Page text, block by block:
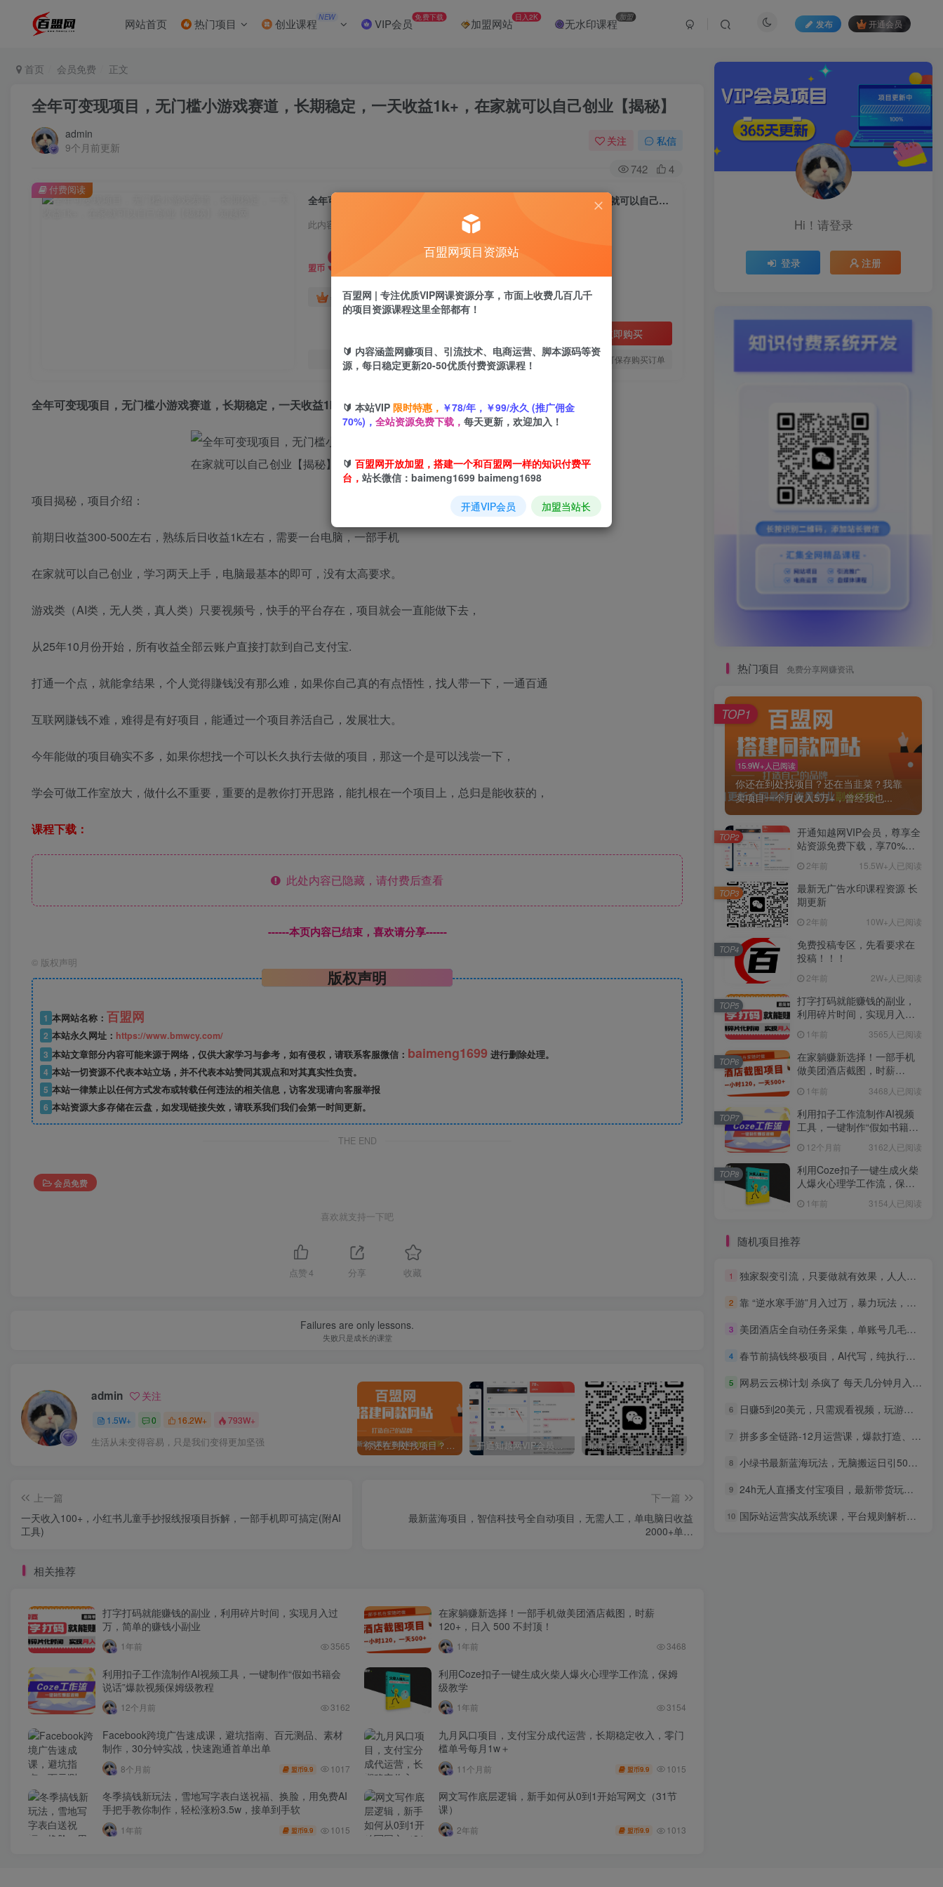
网站首页 热门项目 创业课程 NEW VIP会员 免费下载 加盟网站 日入2K 无水印课程 加盟
发布 开通会员
首页 会员免费 正文
全年可变现项目，无门槛小游戏赛道，长期稳定，一天收益1k+，在家就可以自己创业【揭秘】
admin
9个月前更新
关注 私信
742 4
全年可变现项目，无门槛小游戏赛道，长期稳定，一天收益1k+，在家就可以自己创业【揭秘】
此内容为付费阅读，请付费后查看
盟币 9.9
年卡会员免费 永久会员免费
立即购买
您当前未登录！建议登陆后购买，可保存购买订单
付费阅读
全年可变现项目，无门槛小游戏赛道，长期稳定，一天收益1k+，在家就可以自己创业【揭秘】
项目揭秘，项目介绍：
前期日收益300-500左右，熟练后日收益1k左右，需要一台电脑，一部手机
在家就可以自己创业，学习两天上手，电脑最基本的即可，没有太高要求。
游戏类（AI类，无人类，真人类）只要视频号，快手的平台存在，项目就会一直能做下去，
从25年10月份开始，所有收益全部云账户直接打款到自己支付宝.
打通一个点，就能拿结果，个人觉得賺钱没有那么难，如果你自己真的有点悟性，找人带一下，一通百通
互联网賺钱不难，难得是有好项目，能通过一个项目养活自己，发展壮大。
今年能做的项目确实不多，如果你想找一个可以长久执行去做的项目，那这一个是可以浅尝一下，
学会可做工作室放大，做什么不重要，重要的是教你打开思路，能扎根在一个项目上，总归是能收获的，
课程下载：
此处内容已隐藏，请付费后查看
------本页内容已结束，喜欢请分享------
© 版权声明
版权声明
1 本网站名称： 百盟网
2 本站永久网址： https://www.bmwcy.com/
3 本站文章部分内容可能来源于网络，仅供大家学习与参考，如有侵权，请联系客服微信： baimeng1699 进行删除处理。
4 本站一切资源不代表本站立场，并不代表本站赞同其观点和对其真实性负责。
5 本站一律禁止以任何方式发布或转载任何违法的相关信息，访客发现请向客服举报
6 本站资源大多存储在云盘，如发现链接失效，请联系我们我们会第一时间更新。
THE END
会员免费
喜欢就支持一下吧
点赞 4 分享 收藏
Failures are only lessons.
失败只是成长的课堂
admin 关注
1.5W+ 0 16.2W+ 793W+
生活从未变得容易，只是我们变得更加坚强 你还在到处找项目？还在当韭菜？我靠卖项目一个月收入5万+，曾经我也是个失败者。 最新无广告水印课程资源 长期更新 免费投稿专区，先看要求在投稿！！！ 打字打码就能赚钱的副业，利用碎片时间，实现月入过万，简单的赚钱小副业
上一篇
一天收入100+，小红书儿童手抄报线报项目拆解，一部手机即可搞定(附AI
工具)
下一篇
最新蓝海项目，智信科技号全自动项目，无需人工，单电脑日收益
2000+单…
相关推荐
打字打码就能赚钱的副业，利用碎片时间，实现月入过
万，简单的赚钱小副业
1年前 3565
在家躺赚新选择！一部手机做美团酒店截图，时薪
120+，日入 500 不封顶！
1年前 3468
利用扣子工作流制作AI视频工具，一键制作“假如书籍会
说话”爆款视频保姆级教程
12个月前 3162
利用Coze扣子一键生成火柴人爆火心理学工作流，保姆
级教学
1年前 3154
Facebook跨境广告速成课，避坑指南、百元测品、素材
制作，30分钟实战，快速跑通首单出单
8个月前 盟币9.9 1017
九月风口项目，支付宝分成代运营，长期稳定收入，零门
槛单号每月1w＋
11个月前 盟币9.9 1015
冬季搞钱新玩法，雪地写字表白送祝福、换脸，用免费AI
手把手教你制作，轻松涨粉3.5w，接单到手软
1年前 盟币9.9 1015
网文写作底层逻辑，新手如何从0到1开始写网文（31节
课）
2年前 盟币9.9 1013
Hi！请登录
登录 注册
热门项目 免费分享网赚资讯
15.9W+人已阅读
你还在到处找项目？还在当韭菜？我靠
卖项目一个月收入5万+，曾经我也...
TOP1
开通知越网VIP会员，尊享全
站资源免费下载，享70%的
惠】2年前 15.5W+人已阅读
TOP2
最新无广告水印课程资源 长
期更新
2年前 10W+人已阅读
TOP3
免费投稿专区，先看要求在
投稿！！！
2年前 2W+人已阅读
TOP4
打字打码就能赚钱的副业，
利用碎片时间，实现月入过
1年前 3565人已阅读
TOP5
在家躺赚新选择！一部手机
做美团酒店截图，时薪
1年前 3468人已阅读
TOP6
利用扣子工作流制作AI视频
工具，一键制作“假如书籍会
12个月前 3162人已阅读
TOP7
利用Coze扣子一键生成火柴
人爆火心理学工作流，保姆
1年前 3154人已阅读
TOP8
随机项目推荐
1 独家裂变引流，只要做就有效果，人人都能成为导师，和他们一样卖项目，流量不用愁
2 靠 “逆水寒手游”月入过万，暴力玩法，新手小白也能轻松上手
3 美团酒店全自动任务采集，单账号几毛钱就能撬动30+利润，成本低，操作简单，当天到账【揭秘】
4 春节前搞钱终极项目，AI代写，纯执行力项目，无需引流、时间灵活、多劳多得，单人一天200-500，包回本
5 网易云云梯计划 杀疯了 每天几分钟月入3w+
6 日赚5到20美元，只需观看视频，玩游戏，做任务，5大适合业余赚钱的网站
7 拼多多全链路-12月运营课，爆款打造、卡投产技术、活动破局，店铺单日利润破万
8 小绿书最新蓝海玩法，无脑搬运日引500+精准创业粉，闷声抓住微信生态十亿级潜在用户
9 24h无人直播支付宝项目，最新带货玩法，纯躺赚实测日入500+
10 国际站运营实战系统课，平台规则解析、店铺精准定位、关键词选品，构建完整体系询盘增长300%
百盟网项目资源站
百盟网 | 专注优质VIP网课资源分享，市面上收费几百几千
的项目资源课程这里全部都有！
🔰 内容涵盖网赚项目、引流技术、电商运营、脚本源码等资
源，每日稳定更新20-50优质付费资源课程！
🔰 本站VIP 限时特惠， ￥78/年，￥99/永久 (推广佣金
70%)， 全站资源免费下载， 每天更新，欢迎加入！
🔰 百盟网开放加盟，搭建一个和百盟网一样的知识付费平
台， 站长微信：baimeng1699 baimeng1698
开通VIP会员 加盟当站长